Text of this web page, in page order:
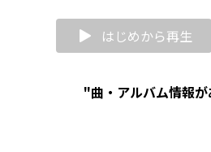
はじめから再生
"曲・アルバム情報